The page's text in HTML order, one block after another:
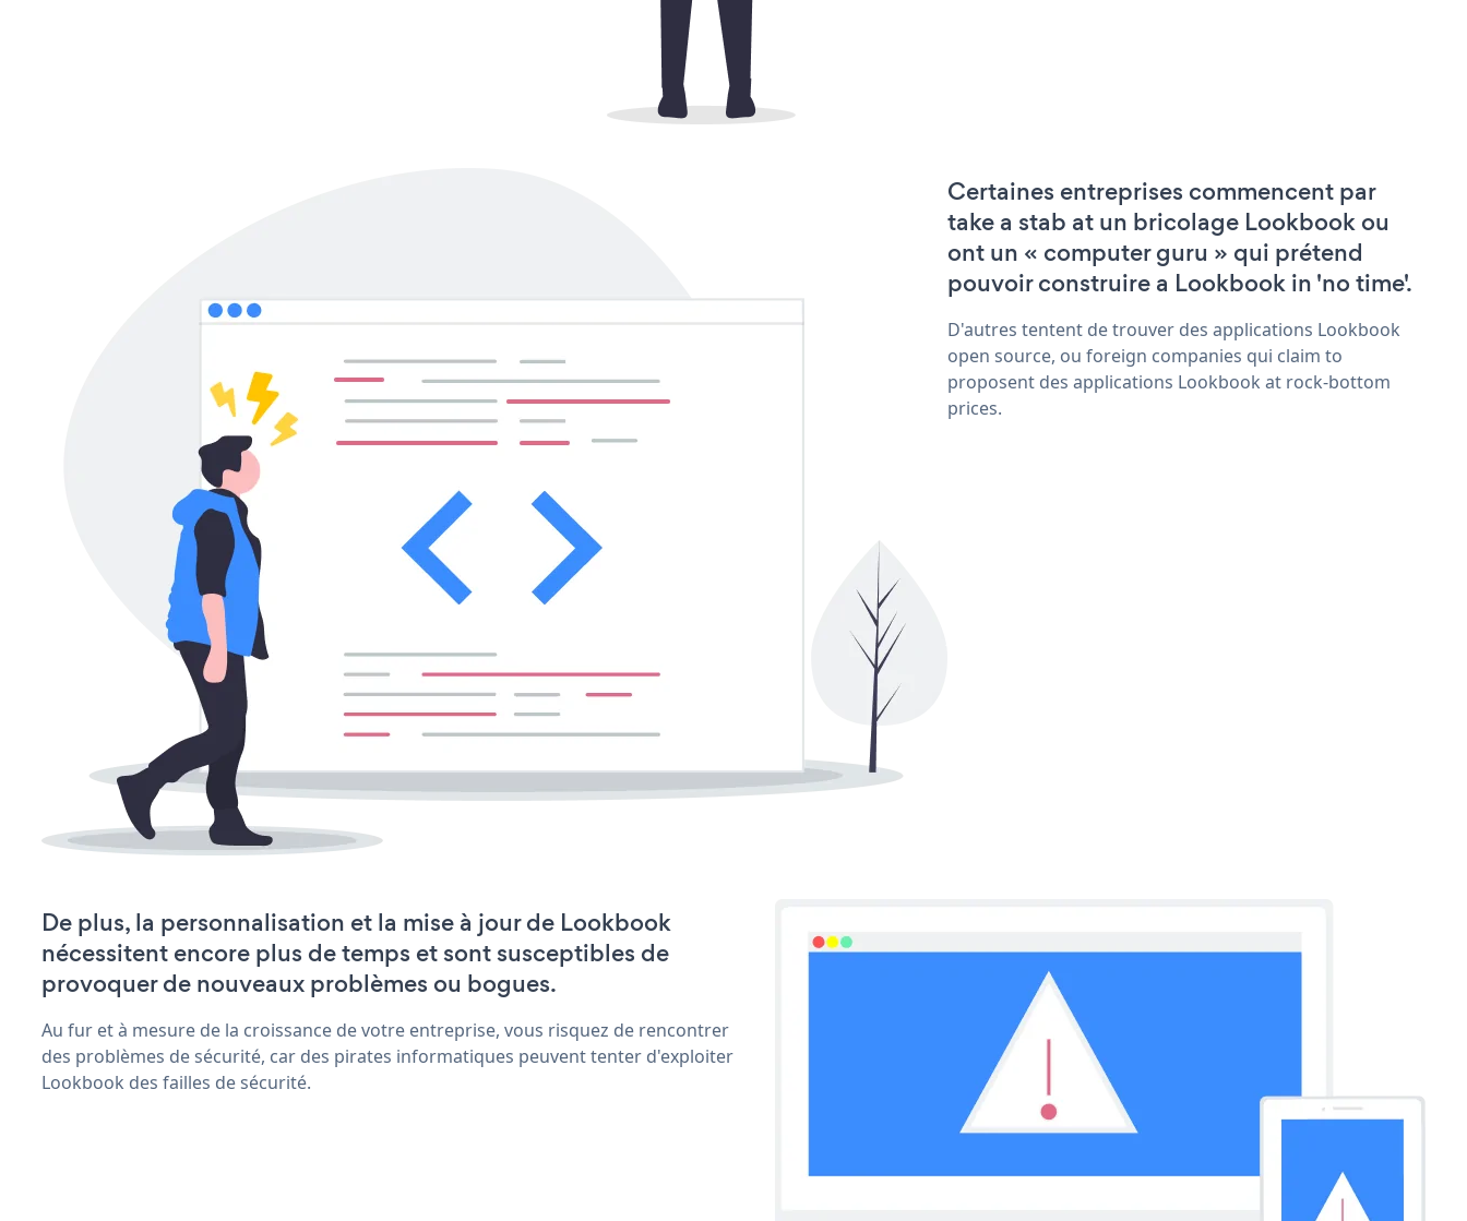
Certaines entreprises commencent par
take a stab at un bricolage Lookbook ou
ont un « computer guru » qui prétend
pouvoir construire a Lookbook in 'no time'.
D'autres tentent de trouver des applications Lookbook
open source, ou foreign companies qui claim to
proposent des applications Lookbook at rock-bottom
prices.
De plus, la personnalisation et la mise à jour de Lookbook
nécessitent encore plus de temps et sont susceptibles de
provoquer de nouveaux problèmes ou bogues.
Au fur et à mesure de la croissance de votre entreprise, vous risquez de rencontrer
des problèmes de sécurité, car des pirates informatiques peuvent tenter d'exploiter
Lookbook des failles de sécurité.